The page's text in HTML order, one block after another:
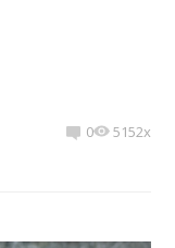
0 5152x